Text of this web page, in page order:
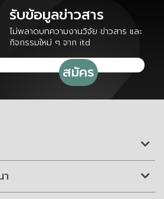
รับข้อมูลข่าวสาร
ไม่พลาดบทความงานวิจัย ข่าวสาร และ
กิจกรรมใหม่ ๆ จาก itd